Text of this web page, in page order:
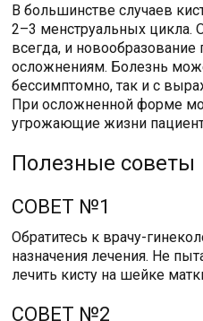
В большинстве случаев
2–3 менструальных цикла.
всегда, и новообразование
осложнениям. Болезнь
бессимптомно, так и с
При осложненной форме
угрожающие жизни
Полезные советы
СОВЕТ №1
Обратитесь к врачу-
назначения лечения. Не
лечить кисту на шейке
СОВЕТ №2